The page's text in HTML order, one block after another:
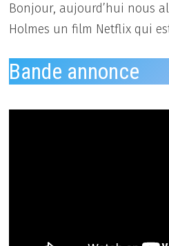
Bonjour, aujourd’hui nous
Holmes un film Netflix qui
Bande annonce